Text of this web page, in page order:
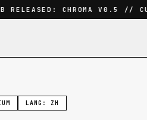
RELEASED: CHROMA V0.5 //
LANG: ZH